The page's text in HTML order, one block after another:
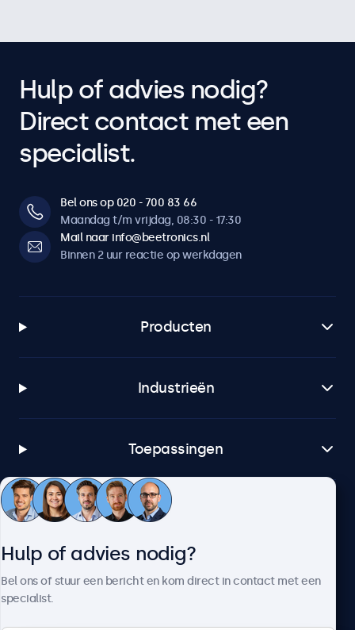
Hulp of advies nodig?
Direct contact met een
specialist.
Bel ons op 020 - 700 83 66
Maandag t/m vrijdag, 08:30 - 17:30
Mail naar info@beetronics.nl
Binnen 2 uur reactie op werkdagen
Producten
Industrieën
Toepassingen
Klantenservice
Hulp of advies nodig?
Bel ons of stuur een bericht en kom direct in contact met een
specialist.